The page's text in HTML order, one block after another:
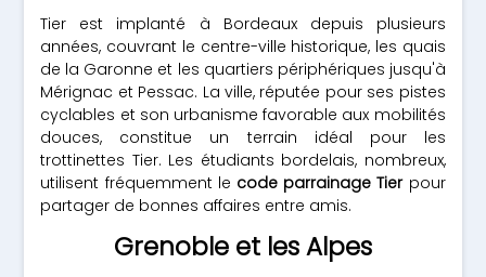
Tier est implanté à Bordeaux depuis plusieurs
années, couvrant le centre-ville historique, les quais
de la Garonne et les quartiers périphériques jusqu'à
Mérignac et Pessac. La ville, réputée pour ses pistes
cyclables et son urbanisme favorable aux mobilités
douces, constitue un terrain idéal pour les
trottinettes Tier. Les étudiants bordelais, nombreux,
utilisent fréquemment le code parrainage Tierpour
partager de bonnes affaires entre amis.
Grenoble et les Alpes